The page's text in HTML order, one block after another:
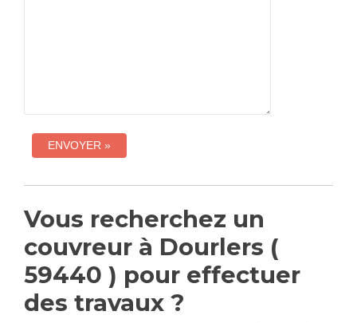
Vous recherchez un
couvreur à Dourlers (
59440 ) pour effectuer
des travaux ?